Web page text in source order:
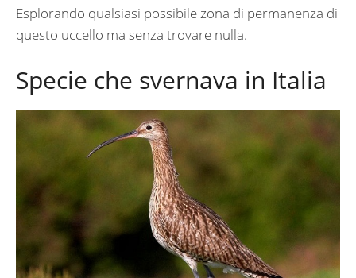
Esplorando qualsiasi possibile zona di permanenza di
questo uccello ma senza trovare nulla.
Specie che svernava in Italia